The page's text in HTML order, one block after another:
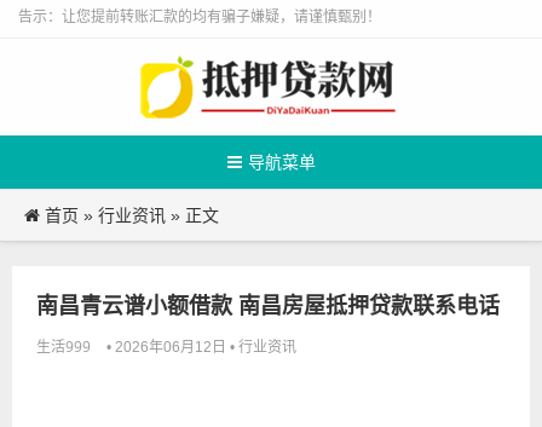
告示：让您提前转账汇款的均有骗子嫌疑，请谨慎甄别！
导航菜单
首页 » 行业资讯 » 正文
南昌青云谱小额借款 南昌房屋抵押贷款联系电话
生活999 • 2026年06月12日 • 行业资讯